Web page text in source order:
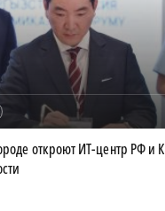
откроют ИТ-центр РФ и